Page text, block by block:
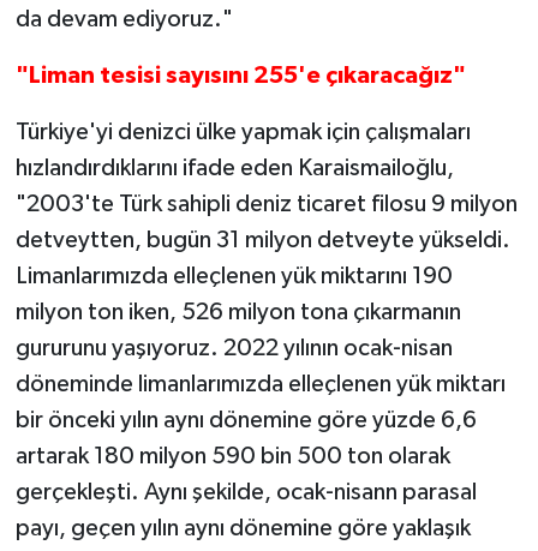
da devam ediyoruz."
"Liman tesisi sayısını 255'e çıkaracağız"
Türkiye'yi denizci ülke yapmak için çalışmaları
hızlandırdıklarını ifade eden Karaismailoğlu,
"2003'te Türk sahipli deniz ticaret filosu 9 milyon
detveytten, bugün 31 milyon detveyte yükseldi.
Limanlarımızda elleçlenen yük miktarını 190
milyon ton iken, 526 milyon tona çıkarmanın
gururunu yaşıyoruz. 2022 yılının ocak-nisan
döneminde limanlarımızda elleçlenen yük miktarı
bir önceki yılın aynı dönemine göre yüzde 6,6
artarak 180 milyon 590 bin 500 ton olarak
gerçekleşti. Aynı şekilde, ocak-nisann parasal
payı, geçen yılın aynı dönemine göre yaklaşık